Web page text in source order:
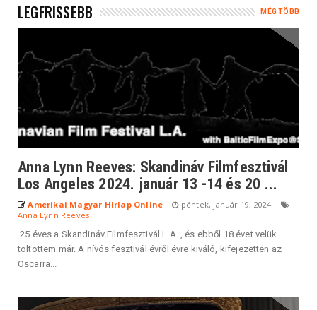
LEGFRISSEBB MÉG TÖBB
Anna Lynn Reeves: Skandináv Filmfesztivál
Los Angeles 2024. január 13 -14 és 20 ...
Amerikai Magyar Hirlap Online
péntek, január 19, 2024
Anna Lynn Reeves
25 éves a Skandináv Filmfesztivál L.A. , és ebből 18 évet velük
töltöttem már. A nívós fesztivál évről évre kiváló, kifejezetten az
Oscarra...